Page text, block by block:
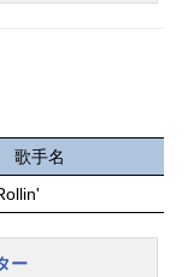
イバルの行方か
品名ゴールデン
態TVアニメシリ
2023年6月26
んたちと毎日を
る子ちゃん放送
ュール1990年1
年9月27日（日）
～毎週日曜夕方
キャストさくら
歌手名
ー